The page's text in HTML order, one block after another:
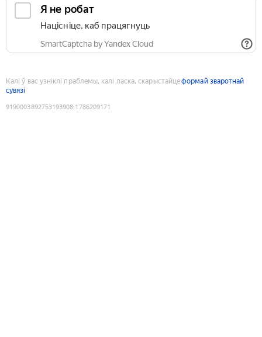
Я не робат
Націсніце, каб працягнуць
SmartCaptcha by Yandex Cloud
Калі ў вас узніклі праблемы, калі ласка, скарыстайцеформай зваротнай
сувязі
9190003892753193908:1786209171